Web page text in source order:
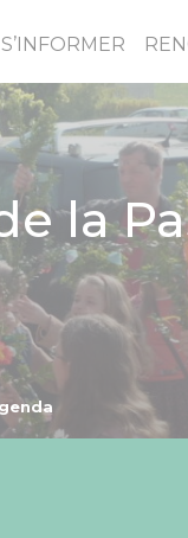
S’INFORMER
la